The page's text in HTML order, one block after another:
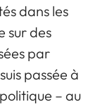
dans les
sur des
par
passée à
– au